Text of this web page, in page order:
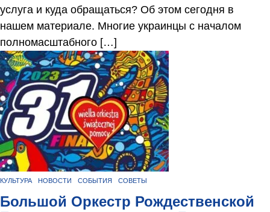
услуга и куда обращаться? Об этом сегодня в
нашем материале. Многие украинцы с началом
полномасштабного […]
КУЛЬТУРА НОВОСТИ СОБЫТИЯ СОВЕТЫ
Большой Оркестр Рождественской